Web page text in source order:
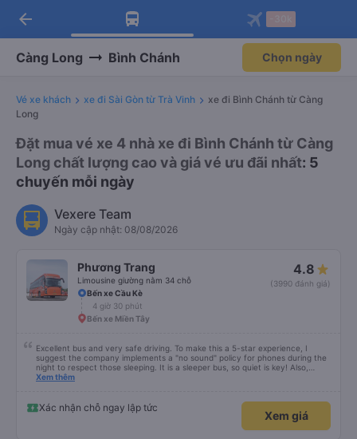
Tải app Vexere ngay!
Nhận ưu đãi thành viên độc
Mở app
Tải app Vexere
-30k/ghế khi đặt vé máy bay qua
Mở app
arrow_back
Càng Long Bình Chánh Chọn ngày
Vé xe khách xe đi Sài Gòn từ Trà Vinh
xe đi Bình Chánh từ Càng
Long
Đặt mua vé xe 4 nhà xe đi Bình Chánh từ Càng
Long chất lượng cao và giá vé ưu đãi nhất: 5
chuyến mỗi ngày
Vexere Team
Ngày cập nhật: 08/08/2026
Phương Trang
Limousine giường nằm 34 chỗ
4.8
(3990 đánh giá)
Bến xe Cầu Kè
4 giờ 30 phút
Bến xe Miền Tây
Excellent bus and very safe driving. To make this a 5-star experience, I
suggest the company implements a "no sound" policy for phones during the
night to respect those sleeping. It is a sleeper bus, so quiet is key! Also,
please display the Wi-Fi password clearly inside the cabin for convenience. I
quy định rõ ràng về việc giữ im lặng (tắt âm thanh điện thoại) vào ban đêm
để tránh làm phiền hành khách khác ngủ. Ngoài ra, nhà xe nên dán sẵn mật
khẩu Wi-Fi trong xe để hành khách dễ dàng sử dụng. Tôi vẫn sẽ tiếp tục ủng
Xem thêm
Xác nhận chỗ ngay lập tức
Xem giá